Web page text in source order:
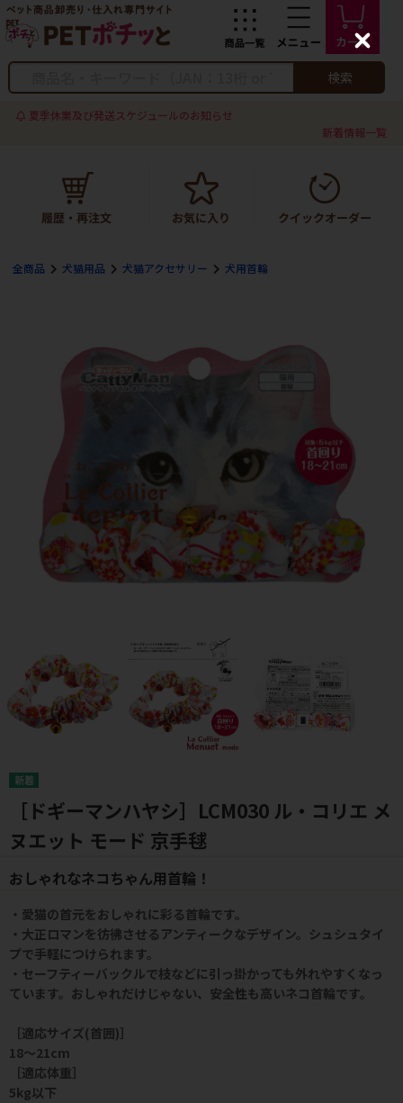
検索
夏季休業及び発送スケジュールのお知らせ
新着情報一覧
全商品 犬猫用品 犬猫アクセサリー 犬用首輪
［ドギーマンハヤシ］LCM030 ル・コリエ メ
ヌエット モード 京手毬
おしゃれなネコちゃん用首輪！
・愛猫の首元をおしゃれに彩る首輪です。
・大正ロマンを彷彿させるアンティークなデザイン。シュシュタイ
プで手軽につけられます。
・セーフティーバックルで枝などに引っ掛かっても外れやすくなっ
ています。おしゃれだけじゃない、安全性も高いネコ首輪です。
［適応サイズ(首囲)］
18～21cm
［適応体重］
5kg以下
C
l
s